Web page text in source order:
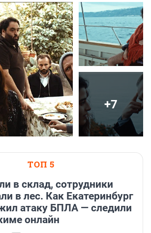
+7
ТОП 5
в склад, сотрудники
в лес. Как Екатеринбург
атаку БПЛА — следили
онлайн